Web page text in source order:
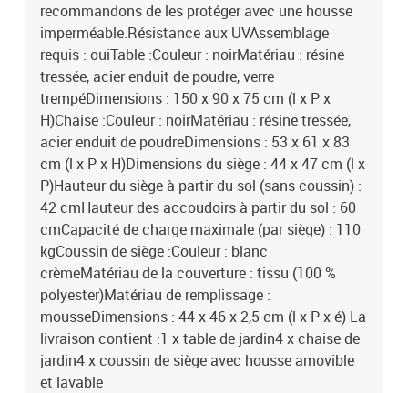
recommandons de les protéger avec une housse
imperméable.Résistance aux UVAssemblage
requis : ouiTable :Couleur : noirMatériau : résine
tressée, acier enduit de poudre, verre
trempéDimensions : 150 x 90 x 75 cm (l x P x
H)Chaise :Couleur : noirMatériau : résine tressée,
acier enduit de poudreDimensions : 53 x 61 x 83
cm (l x P x H)Dimensions du siège : 44 x 47 cm (l x
P)Hauteur du siège à partir du sol (sans coussin) :
42 cmHauteur des accoudoirs à partir du sol : 60
cmCapacité de charge maximale (par siège) : 110
kgCoussin de siège :Couleur : blanc
crèmeMatériau de la couverture : tissu (100 %
polyester)Matériau de remplissage :
mousseDimensions : 44 x 46 x 2,5 cm (l x P x é) La
livraison contient :1 x table de jardin4 x chaise de
jardin4 x coussin de siège avec housse amovible
et lavable